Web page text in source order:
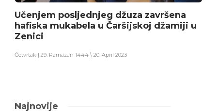
Učenjem posljednjeg džuza završena
hafiska mukabela u Čaršijskoj džamiji u
Zenici
Četvrtak | 29. Ramazan 1444 \ 20. April 2023
Najnovije